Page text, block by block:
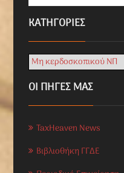
KΑΤΗΓΟΡΊΕΣ
ΟΙ ΠΗΓΕΣ ΜΑΣ
TaxHeaven News
Βιβλιοθήκη ΓΓΔΕ